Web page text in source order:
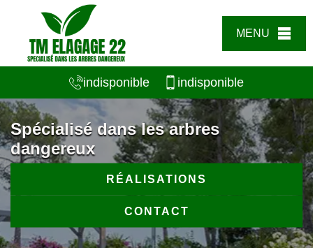
MENU
indisponible indisponible
Spécialisé dans les arbres
dangereux
RÉALISATIONS
CONTACT